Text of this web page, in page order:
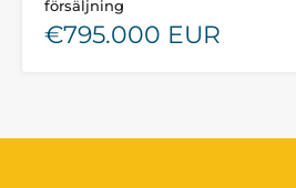
försäljning
€795.000 EUR